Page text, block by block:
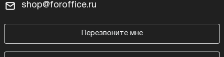
shop@foroffice.ru
Перезвоните мне